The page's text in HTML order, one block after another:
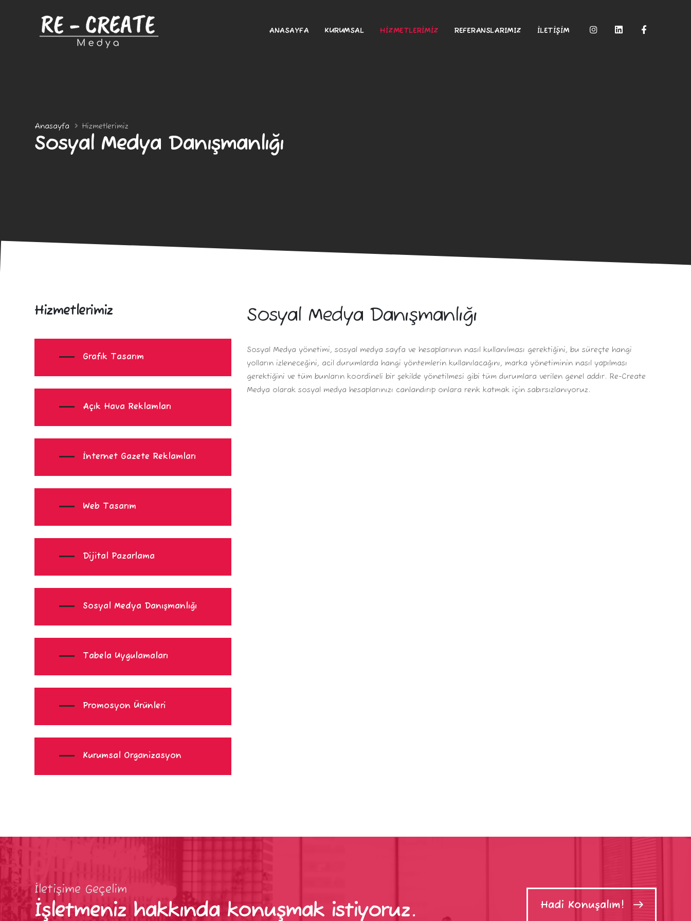
ANASAYFA KURUMSAL HİZMETLERİMİZ REFERANSLARIMIZ İLETİŞİM
Anasayfa Hizmetlerimiz
Sosyal Medya Danışmanlığı
Hizmetlerimiz
Grafik Tasarım
Açık Hava Reklamları
İnternet Gazete Reklamları
Web Tasarım
Dijital Pazarlama
Sosyal Medya Danışmanlığı
Tabela Uygulamaları
Promosyon Ürünleri
Kurumsal Organizasyon
Sosyal Medya Danışmanlığı
Sosyal Medya yönetimi, sosyal medya sayfa ve hesaplarının nasıl kullanılması gerektiğini, bu süreçte hangi
yolların izleneceğini, acil durumlarda hangi yöntemlerin kullanılacağını, marka yönetiminin nasıl yapılması
gerektiğini ve tüm bunların koordineli bir şekilde yönetilmesi gibi tüm durumlara verilen genel addır. Re-Create
Medya olarak sosyal medya hesaplarınızı canlandırıp onlara renk katmak için sabırsızlanıyoruz.
İletişime Geçelim
İşletmeniz hakkında konuşmak istiyoruz. Hadi Konuşalım!